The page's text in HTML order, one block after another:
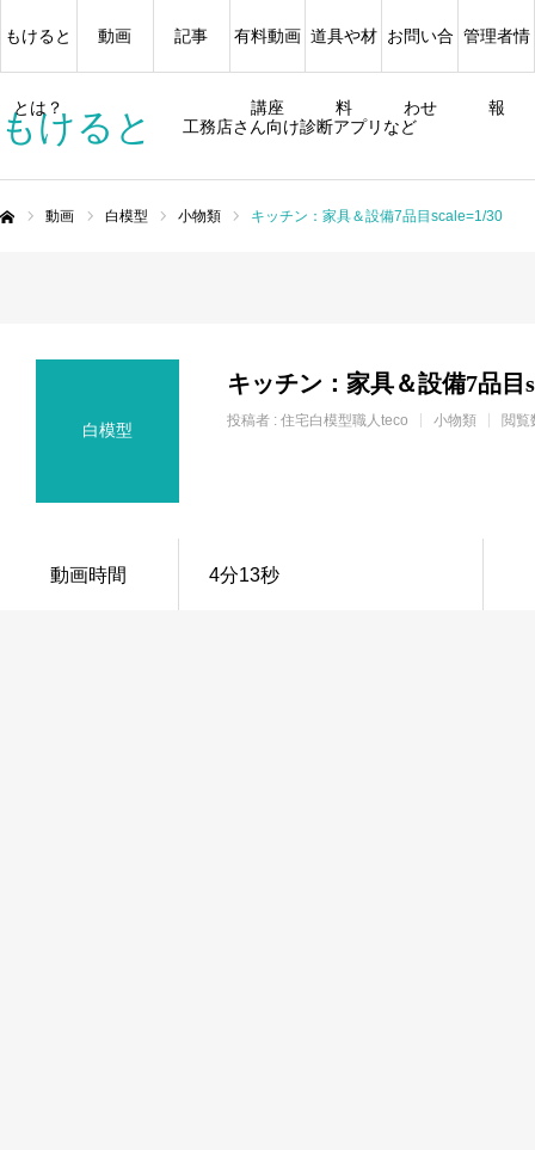
もけると 工務店さん向け診断アプリなど
もけると
とは？
動画 記事 有料動画
講座
道具や材
料
お問い合
わせ
管理者情
報
動画 白模型 小物類 キッチン：家具＆設備7品目scale=1/30
白模型
キッチン：家具＆設備7品目
投稿者 : 住宅白模型職人teco 小物類 閲覧
動画時間 4分13秒